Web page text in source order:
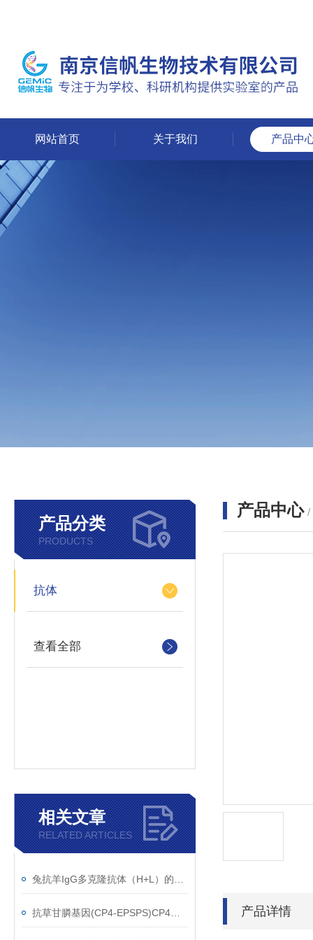
网站首页 关于我们 产品中
产品分类
PRODUCTS
抗体
查看全部
相关文章
RELATED ARTICLES
产品中心 /
产品详情